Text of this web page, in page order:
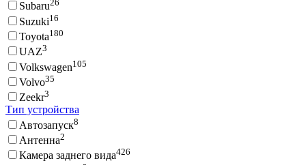
Subaru26
Suzuki16
Toyota180
UAZ3
Volkswagen105
Volvo35
Zeekr3
Тип устройства
Автозапуск8
Антенна2
Камера заднего вида426